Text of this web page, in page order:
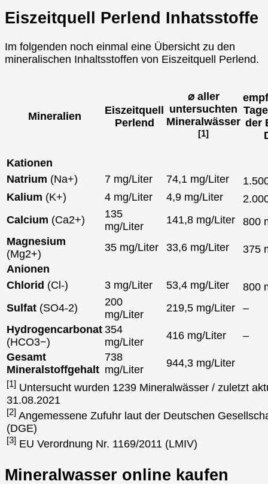
Eiszeitquell Perlend Inhatsstoffe
Im folgenden noch einmal eine Übersicht zu den
mineralischen Inhaltsstoffen von Eiszeitquell Perlend.
Mineralien
Eiszeitquell
Perlend
⌀ aller
untersuchten
Mineralwässer
[1]
der
Kationen
Natrium (Na+) 7 mg/Liter 74,1 mg/Liter
Kalium (K+) 4 mg/Liter 4,9 mg/Liter
Calcium (Ca2+)
135
mg/Liter
141,8 mg/Liter
800
Magnesium
(Mg2+)
35 mg/Liter 33,6 mg/Liter
375
Anionen
Chlorid (Cl-) 3 mg/Liter 53,4 mg/Liter
800
Sulfat (SO4-2)
200
mg/Liter
219,5 mg/Liter
–
Hydrogencarbonat
(HCO3−)
354
mg/Liter
416 mg/Liter
–
Gesamt
Mineralstoffgehalt
738
mg/Liter
944,3 mg/Liter
[1] Untersucht wurden 1239 Mineralwässer / zuletzt
31.08.2021
[2] Angemessene Zufuhr laut der Deutschen
(DGE)
[3] EU Verordnung Nr. 1169/2011 (LMIV)
Mineralwasser online kaufen